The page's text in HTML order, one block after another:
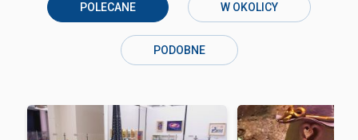
POLECANE W OKOLICY
PODOBNE